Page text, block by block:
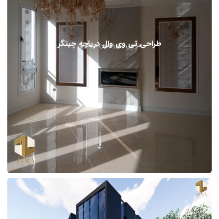
طراحی دکوراسیون مسکونی
طراحی تی وی وال دریاچه چیتگر